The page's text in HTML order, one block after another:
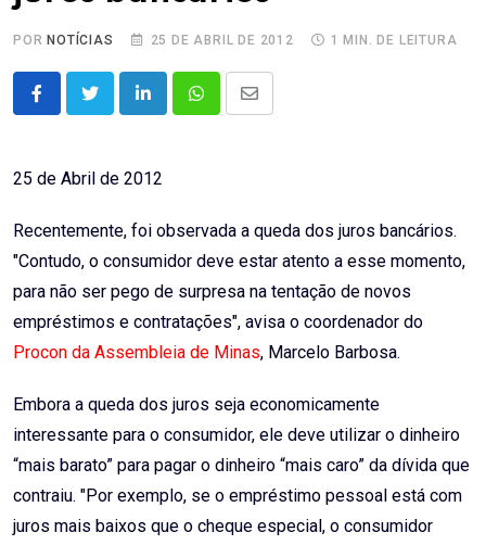
POR NOTÍCIAS 25 DE ABRIL DE 2012 1 MIN. DE LEITURA
LinkedInWhatsappShare
25 de Abril de 2012
Recentemente, foi observada a queda dos juros bancários.
"Contudo, o consumidor deve estar atento a esse momento,
para não ser pego de surpresa na tentação de novos
empréstimos e contratações", avisa o coordenador do
Procon da Assembleia de Minas, Marcelo Barbosa.
Embora a queda dos juros seja economicamente
interessante para o consumidor, ele deve utilizar o dinheiro
“mais barato” para pagar o dinheiro “mais caro” da dívida que
contraiu. "Por exemplo, se o empréstimo pessoal está com
juros mais baixos que o cheque especial, o consumidor